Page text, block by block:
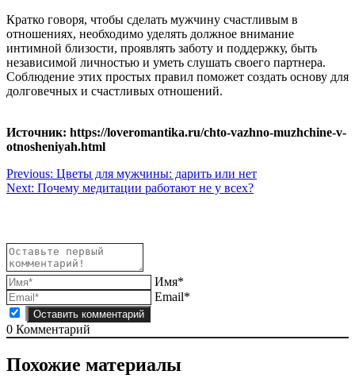
Кратко говоря, чтобы сделать мужчину счастливым в
отношениях, необходимо уделять должное внимание
интимной близости, проявлять заботу и поддержку, быть
независимой личностью и уметь слушать своего партнера.
Соблюдение этих простых правил поможет создать основу для
долговечных и счастливых отношений.
Источник: https://loveromantika.ru/chto-vazhno-muzhchine-v-
otnosheniyah.html
Навигация
по
Previous: Цветы для мужчины: дарить или нет
Next: Почему медитации работают не у всех?
Имя*
Email*
0 Комментарий
Похожие материалы